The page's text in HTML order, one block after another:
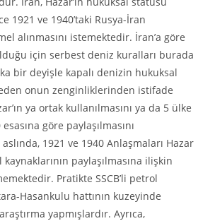
1921 ve 1940’taki Rusya-İran
alınmasını istemektedir. İran’a göre
için serbest deniz kuralları burada
bir deyişle kapalı denizin hukuksal
onun zenginliklerinden istifade
ya ortak kullanılmasını ya da 5 ülke
göre paylaşılmasını
1921 ve 1940 Anlaşmaları Hazar
paylaşılmasına ilişkin
Pratikte SSCB’li petrol
Hasankulu hattının kuzeyinde
yapmışlardır. Ayrıca,